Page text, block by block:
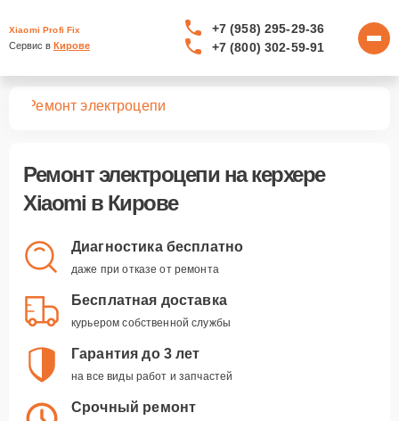
Xiaomi Profi Fix
Сервис в Кирове
+7 (958) 295-29-36
+7 (800) 302-59-91
Ремонт электроцепи
Ремонт электроцепи на керхере
Xiaomi в Кирове
Диагностика бесплатно
даже при отказе от ремонта
Бесплатная доставка
курьером собственной службы
Гарантия до 3 лет
на все виды работ и запчастей
Срочный ремонт